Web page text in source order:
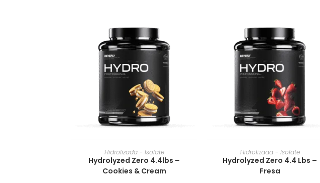
Hidrolizada - Isolate
Hydrolyzed Zero 4.4lbs –
Cookies & Cream
Hidrolizada - Isolate
Hydrolyzed Zero 4.4 Lbs –
Fresa